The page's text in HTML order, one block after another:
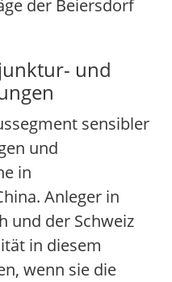
der Beiersdorf
und
sensibler
und
in
Anleger in
und der Schweiz
in diesem
wenn sie die